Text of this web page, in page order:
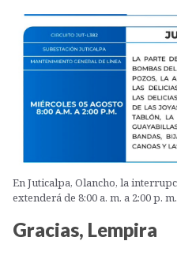
En Juticalpa, Olancho, la
extenderá de 8:00 a. m. a 2:00 p.
Gracias, Lempira